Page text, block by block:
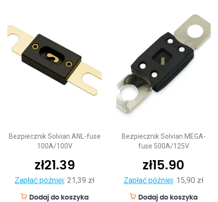
Bezpiecznik Solvian ANL-fuse
100A/100V
zł21.39
Zapłać później: 21,39 zł
Dodaj do koszyka
Bezpiecznik Solvian MEGA-
fuse 500A/125V
zł15.90
Zapłać później: 15,90 zł
Dodaj do koszyka